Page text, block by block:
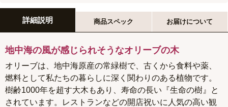
詳細説明 商品スペック お届けについて
地中海の風が感じられそうなオリーブの木
オリーブは、地中海原産の常緑樹で、古くから食料や薬、
燃料として私たちの暮らしに深く関わりのある植物です。
樹齢1000年を超す大木もあり、寿命の長い『生命の樹』と
されています。レストランなどの開店祝いに人気の高い観